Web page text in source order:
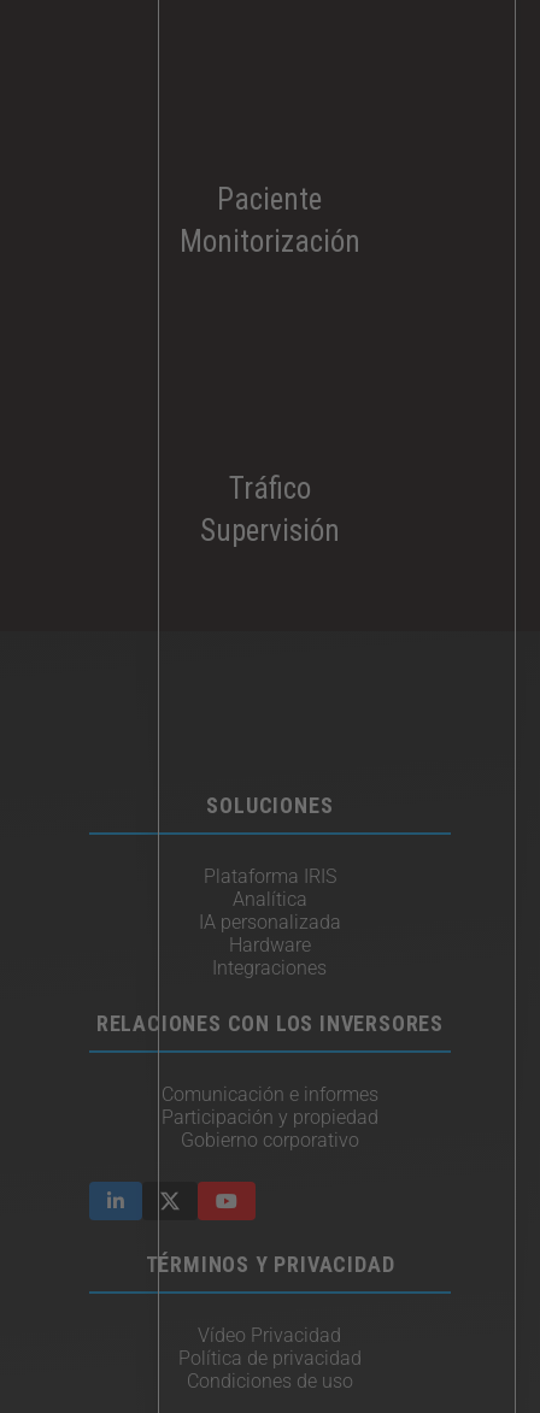
Paciente
Monitorización
Tráfico
Supervisión
SOLUCIONES
Plataforma IRIS
Analítica
IA personalizada
Hardware
Integraciones​
RELACIONES CON LOS INVERSORES
Comunicación e informes
Participación y propiedad
Gobierno corporativo
TÉRMINOS Y PRIVACIDAD
Vídeo Privacidad
Política de privacidad
Condiciones de uso